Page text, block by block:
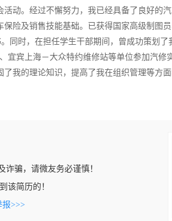
动。经过不懈努力，我已经具备了良好的
险及销售技能基础。已获得国家高级制图
时，在担任学生干部期间，曾成功策划了
宜宾上海－大众特约维修站等单位参加汽修
我的理论知识，提高了我在组织管理等方
骗，请微友务必谨慎！
该简历的！
报>>>